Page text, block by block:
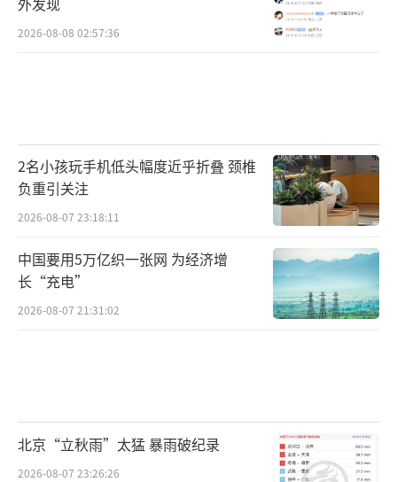
2026-08-08 02:57:36
2名小孩玩手机低头幅度近乎折叠 颈椎
负重引关注
2026-08-07 23:18:11
中国要用5万亿织一张网 为经济增
长“充电”
2026-08-07 21:31:02
北京“立秋雨”太猛 暴雨破纪录
2026-08-07 23:26:26